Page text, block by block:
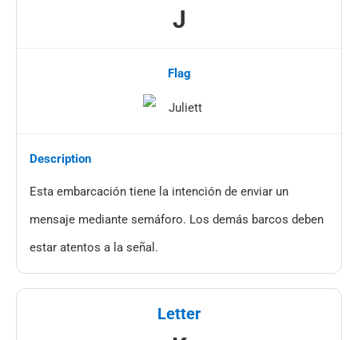
J
Esta embarcación tiene la intención de enviar un
mensaje mediante semáforo. Los demás barcos deben
estar atentos a la señal.